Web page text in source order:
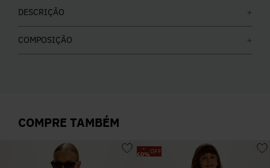
DESCRIÇÃO
COMPOSIÇÃO
COMPRE TAMBÉM
-
60%OFF
8º Colete